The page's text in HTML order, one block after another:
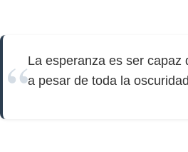
La esperanza es ser capaz
a pesar de toda la